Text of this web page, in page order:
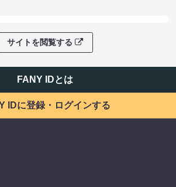
サイトを閲覧する
FANY IDとは
IDに登録・ログインする